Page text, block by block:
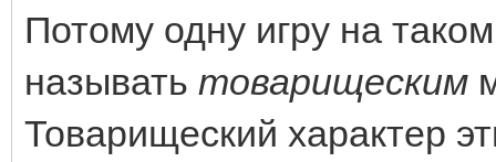
Потому одну игру на
называть товарищеским
Товарищеский характер